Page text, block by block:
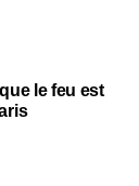
le feu est